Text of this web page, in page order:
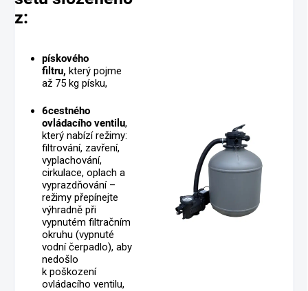
z:
pískového
filtru, který pojme
až 75 kg písku,
6cestného
ovládacího ventilu,
který nabízí režimy:
filtrování, zavření,
vyplachování,
cirkulace, oplach a
vyprazdňování –
režimy přepínejte
výhradně při
vypnutém filtračním
okruhu (vypnuté
vodní čerpadlo), aby
nedošlo
k poškození
ovládacího ventilu,